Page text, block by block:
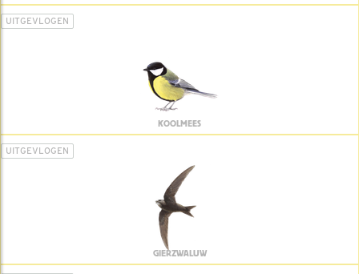
UITGEVLOGEN
KOOLMEES
UITGEVLOGEN
GIERZWALUW